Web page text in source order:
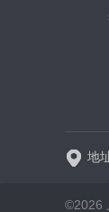
地
©2026